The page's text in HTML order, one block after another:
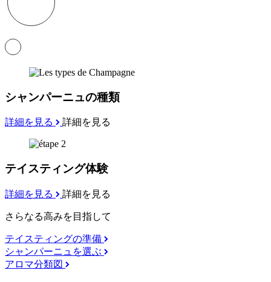
シャンパーニュの種類
詳細を見る 詳細を見る
テイスティング体験
詳細を見る 詳細を見る
さらなる高みを目指して
テイスティングの準備
シャンパーニュを選ぶ
アロマ分類図